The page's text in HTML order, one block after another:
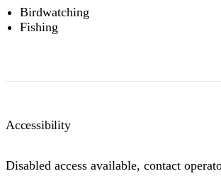
Birdwatching
Fishing
Accessibility
Disabled access available, contact